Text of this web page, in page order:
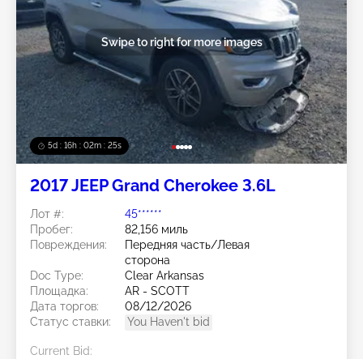
5d : 16h : 02m : 22s
Swipe to right for more images
2017 JEEP Grand Cherokee 3.6L
Лот #:
45******
Пробег:
82,156 миль
Повреждения:
Передняя часть/Левая
сторона
Doc Type:
Clear Arkansas
Площадка:
AR - SCOTT
Дата торгов:
08/12/2026
Статус ставки:
You Haven't bid
Current Bid: